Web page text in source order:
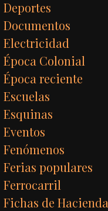
Deportes
Documentos
Electricidad
Época Colonial
Época reciente
Escuelas
Esquinas
Eventos
Fenómenos
Ferias populares
Ferrocarril
Fichas de Hacienda